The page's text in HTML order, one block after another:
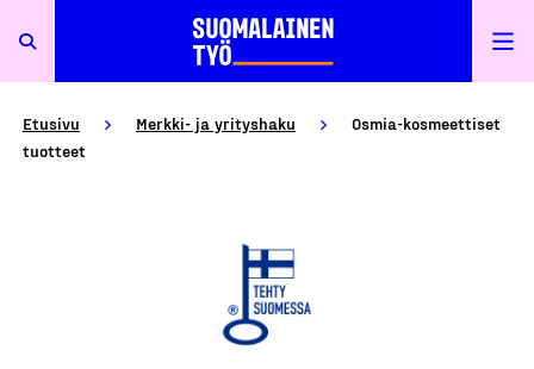
Etusivu Merkki- ja yrityshaku
Osmia-kosmeettiset
tuotteet